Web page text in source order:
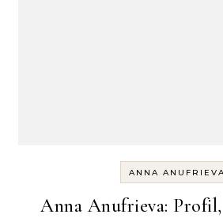
ANNA
Anna Anufrieva: